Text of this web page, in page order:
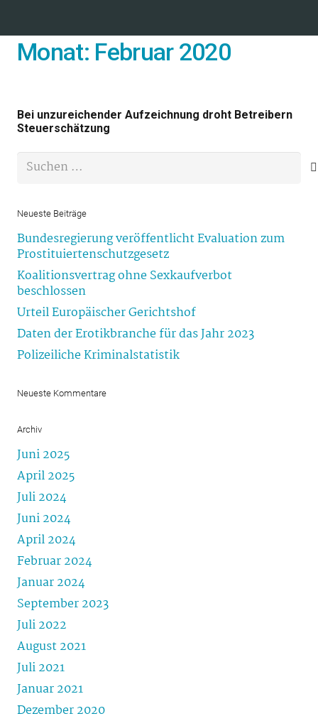
Monat: Februar 2020
Bei unzureichender Aufzeichnung droht Betreibern
Steuerschätzung
Suchen
nach:
Neueste Beiträge
Bundesregierung veröffentlicht Evaluation zum
Prostituiertenschutzgesetz
Koalitionsvertrag ohne Sexkaufverbot
beschlossen
Urteil Europäischer Gerichtshof
Daten der Erotikbranche für das Jahr 2023
Polizeiliche Kriminalstatistik
Neueste Kommentare
Archiv
Juni 2025
April 2025
Juli 2024
Juni 2024
April 2024
Februar 2024
Januar 2024
September 2023
Juli 2022
August 2021
Juli 2021
Januar 2021
Dezember 2020